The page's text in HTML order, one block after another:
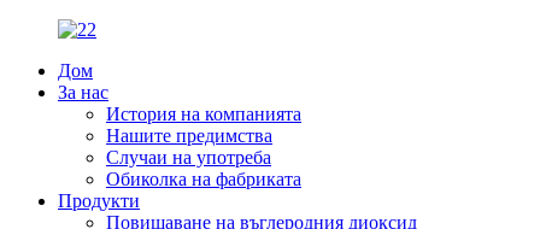
Дом
За нас
История на компанията
Нашите предимства
Случаи на употреба
Обиколка на фабриката
Продукти
Повишаване на въглеродния диоксид